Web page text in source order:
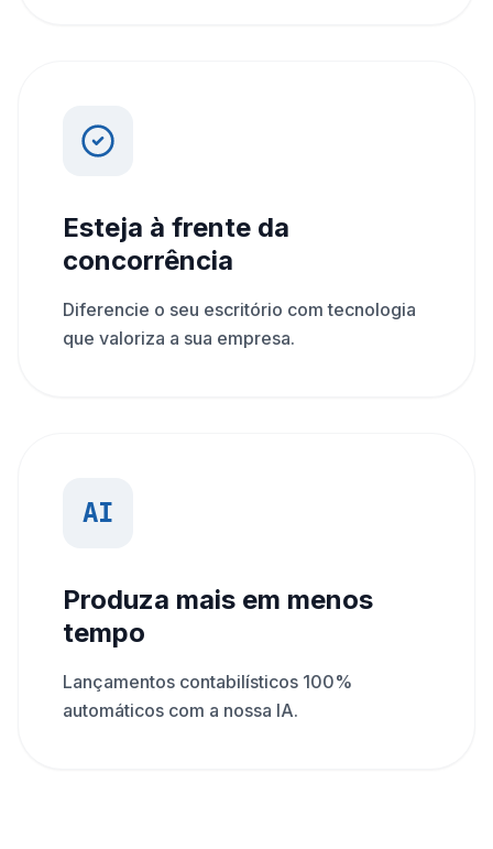
Esteja à frente da
concorrência
Diferencie o seu escritório com tecnologia
que valoriza a sua empresa.
AI
Produza mais em menos
tempo
Lançamentos contabilísticos 100%
automáticos com a nossa IA.